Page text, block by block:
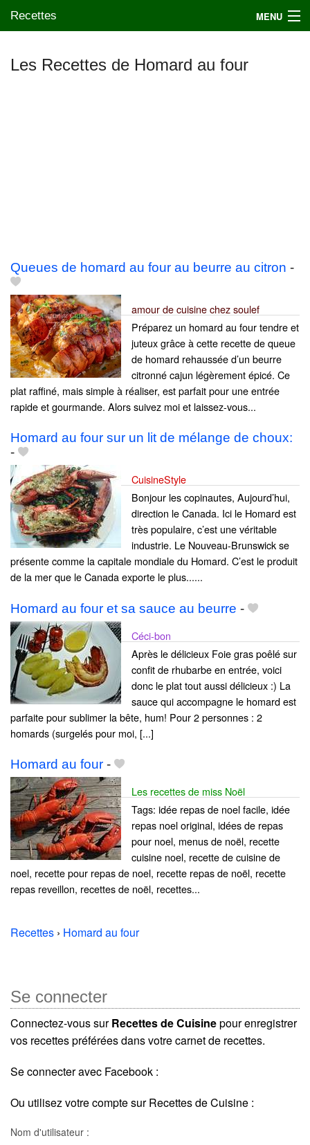
Recettes MENU
Les Recettes de Homard au four
Queues de homard au four au beurre au citron -
amour de cuisine chez soulef
Préparez un homard au four tendre et
juteux grâce à cette recette de queue
de homard rehaussée d’un beurre
citronné cajun légèrement épicé. Ce
plat raffiné, mais simple à réaliser, est parfait pour une entrée
rapide et gourmande. Alors suivez moi et laissez-vous...
Homard au four sur un lit de mélange de choux:
-
CuisineStyle
Bonjour les copinautes, Aujourd’hui,
direction le Canada. Ici le Homard est
très populaire, c’est une véritable
industrie. Le Nouveau-Brunswick se
présente comme la capitale mondiale du Homard. C’est le produit
de la mer que le Canada exporte le plus......
Homard au four et sa sauce au beurre -
Céci-bon
Après le délicieux Foie gras poêlé sur
confit de rhubarbe en entrée, voici
donc le plat tout aussi délicieux :) La
sauce qui accompagne le homard est
parfaite pour sublimer la bête, hum! Pour 2 personnes : 2
homards (surgelés pour moi, [...]
Homard au four -
Les recettes de miss Noël
Tags: idée repas de noel facile, idée
repas noel original, idées de repas
pour noel, menus de noël, recette
cuisine noel, recette de cuisine de
noel, recette pour repas de noel, recette repas de noël, recette
repas reveillon, recettes de noël, recettes...
Recettes › Homard au four
Se connecter
Connectez-vous surRecettes de Cuisinepour enregistrer
vos recettes préférées dans votre carnet de recettes.
Se connecter avec Facebook :
Ou utilisez votre compte sur Recettes de Cuisine :
Nom d'utilisateur :